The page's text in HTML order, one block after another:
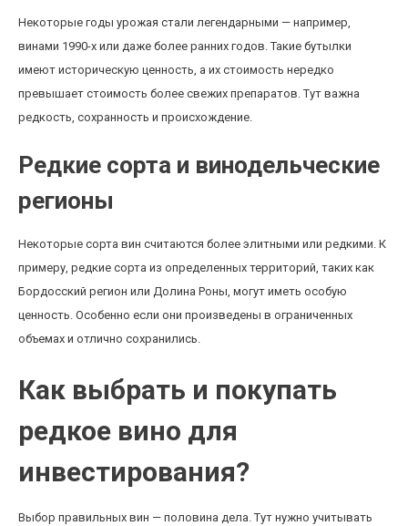
Некоторые годы урожая стали легендарными — например,
винами 1990-х или даже более ранних годов. Такие бутылки
имеют историческую ценность, а их стоимость нередко
превышает стоимость более свежих препаратов. Тут важна
редкость, сохранность и происхождение.
Редкие сорта и винодельческие
регионы
Некоторые сорта вин считаются более элитными или редкими. К
примеру, редкие сорта из определенных территорий, таких как
Бордосский регион или Долина Роны, могут иметь особую
ценность. Особенно если они произведены в ограниченных
объемах и отлично сохранились.
Как выбрать и покупать
редкое вино для
инвестирования?
Выбор правильных вин — половина дела. Тут нужно учитывать